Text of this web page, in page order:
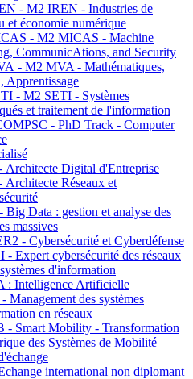
- M2 IREN - Industries de
et économie numérique
- M2 MICAS - Machine
CommunicAtions, and Security
- M2 MVA - Mathématiques,
Apprentissage
- M2 SETI - Systèmes
et traitement de l'information
- PhD Track - Computer
Architecte Digital d'Entreprise
Architecte Réseaux et
Big Data : gestion et analyse des
massives
- Cybersécurité et Cyberdéfense
- Expert cybersécurité des réseaux
d'information
: Intelligence Artificielle
Management des systèmes
en réseaux
- Smart Mobility - Transformation
des Systèmes de Mobilité
international non diplomant